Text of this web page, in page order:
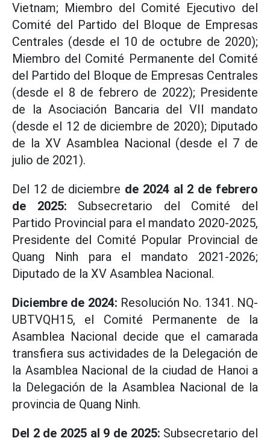
Vietnam; Miembro del Comité Ejecutivo del
Comité del Partido del Bloque de Empresas
Centrales (desde el 10 de octubre de 2020);
Miembro del Comité Permanente del Comité
del Partido del Bloque de Empresas Centrales
(desde el 8 de febrero de 2022); Presidente
de la Asociación Bancaria del VII mandato
(desde el 12 de diciembre de 2020); Diputado
de la XV Asamblea Nacional (desde el 7 de
julio de 2021).
Del 12 de diciembre de 2024 al 2 de febrero
de 2025: Subsecretario del Comité del
Partido Provincial para el mandato 2020-2025,
Presidente del Comité Popular Provincial de
Quang Ninh para el mandato 2021-2026;
Diputado de la XV Asamblea Nacional.
Diciembre de 2024: Resolución No. 1341. NQ-
UBTVQH15, el Comité Permanente de la
Asamblea Nacional decide que el camarada
transfiera sus actividades de la Delegación de
la Asamblea Nacional de la ciudad de Hanoi a
la Delegación de la Asamblea Nacional de la
provincia de Quang Ninh.
Del 2 de 2025 al 9 de 2025: Subsecretario del